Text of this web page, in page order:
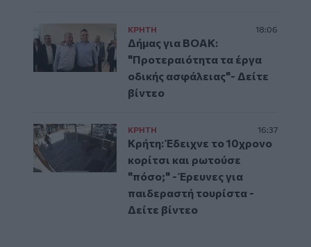
ΚΡΗΤΗ 18:06
Δήμας για ΒΟΑΚ:
"Προτεραιότητα τα έργα
οδικής ασφάλειας"- Δείτε
βίντεο
ΚΡΗΤΗ 16:37
Κρήτη: Έδειχνε το 10χρονο
κορίτσι και ρωτούσε
"πόσο;" - Έρευνες για
παιδεραστή τουρίστα -
Δείτε βίντεο